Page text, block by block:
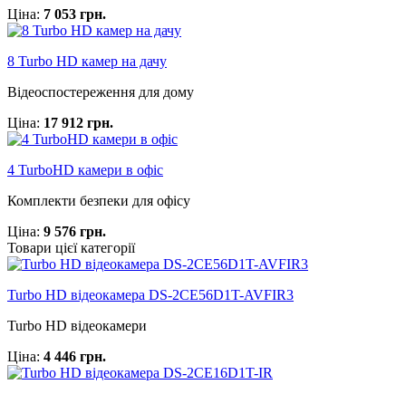
Ціна: 7 053 грн.
8 Turbo HD камер на дачу
Відеоспостереження для дому
Ціна: 17 912 грн.
4 TurboHD камери в офіс
Комплекти безпеки для офісу
Ціна: 9 576 грн.
Товари цієї категорії
Turbo HD відеокамера DS-2CE56D1T-AVFIR3
Turbo HD відеокамери
Ціна: 4 446 грн.